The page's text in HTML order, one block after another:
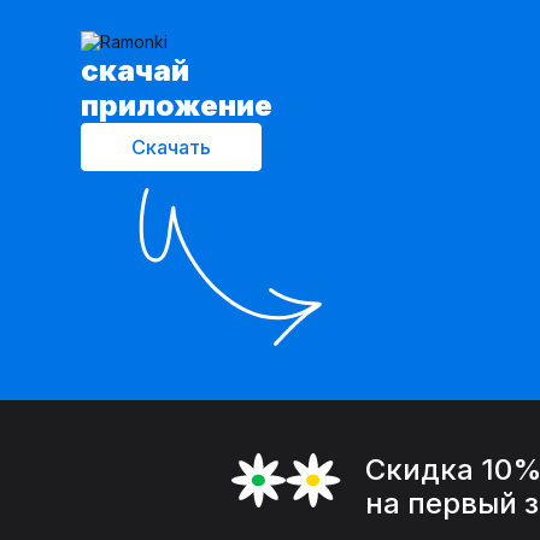
cкачай
приложение
Скачать
Скидка 10%
на первый